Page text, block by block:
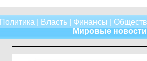
Политика Власть| Финансы
Мировые новости